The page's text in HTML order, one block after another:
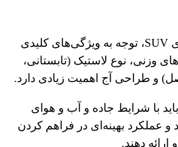
در انتخاب لاستیک‌های SUV، توجه به ویژگی‌های کلیدی
وزنی، نوع لاستیک (تابستانی،
و طراحی آج اهمیت زیادی دارد.
با شرایط جاده و آب و هوای
و عملکرد بهینه‌ای در فراهم کردن
دهند.